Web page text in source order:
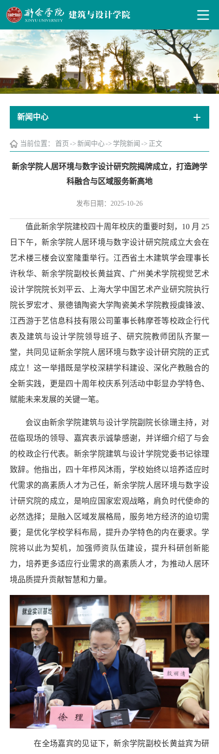
新闻中心
当前位置： 首页 -> 新闻中心-> 学院新闻 -> 正文
新余学院人居环境与数字设计研究院揭牌成立，打造跨学
科融合与区域服务新高地
发布日期：2025-10-26
值此新余学院建校四十周年校庆的重要时刻，10 月 25
日下午，新余学院人居环境与数字设计研究院成立大会在
艺术楼三楼会议室隆重举行。江西省土木建筑学会理事长
许秋华、新余学院副校长黄益宾、广州美术学院视觉艺术
设计学院院长刘平云、上海大学中国艺术产业研究院执行
院长罗宏才、景德镇陶瓷大学陶瓷美术学院教授虞锋波、
江西游于艺信息科技有限公司董事长韩摩苍等校政企行代
表及建筑与设计学院领导班子、研究院教师团队齐聚一
堂，共同见证新余学院人居环境与数字设计研究院的正式
成立！这一举措既是学校深耕学科建设、深化产教融合的
全新实践，更是四十周年校庆系列活动中彰显办学特色、
赋能未来发展的关键一笔。
会议由新余学院建筑与设计学院副院长徐珊主持，对
莅临现场的领导、嘉宾表示诚挚感谢，并详细介绍了与会
的校政企行代表。新余学院建筑与设计学院党委书记徐理
致辞。他指出，四十年栉风沐雨，学校始终以培养适应时
代需求的高素质人才为己任，新余学院人居环境与数字设
计研究院的成立，是响应国家宏观战略，肩负时代使命的
必然选择；是融入区域发展格局，服务地方经济的迫切需
要；是优化学校学科布局，提升办学特色的内在要求。学
院将以此为契机，加强师资队伍建设，提升科研创新能
力，培养更多适应行业需求的高素质人才，为推动人居环
境品质提升贡献智慧和力量。
在全场嘉宾的见证下，新余学院副校长黄益宾为研